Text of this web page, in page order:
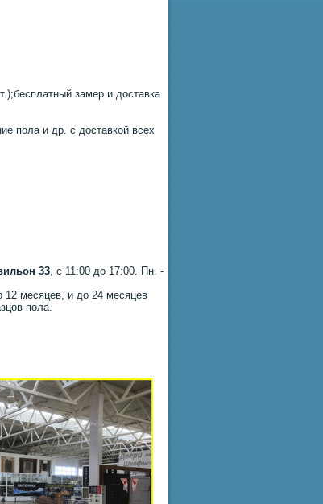
замер и доставка
пола и др. с доставкой всех
33, с 11:00 до 17:00. Пн. -
12 месяцев, и до 24 месяцев
пола.